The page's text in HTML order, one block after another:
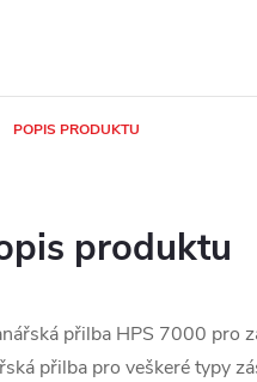
POPIS PRODUKTU
produktu
přilba HPS 7000 pro
přilba pro veškeré typy